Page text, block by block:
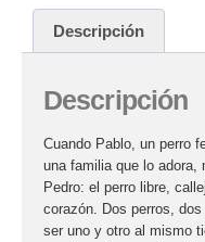
Descripción
Descripción
Cuando Pablo, un perro
una familia que lo adora,
Pedro: el perro libre,
corazón. Dos perros,
ser uno y otro al mismo